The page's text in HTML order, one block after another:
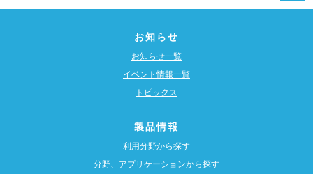
お知らせ
お知らせ一覧
イベント情報一覧
トピックス
製品情報
利用分野から探す
分野、アプリケーションから探す